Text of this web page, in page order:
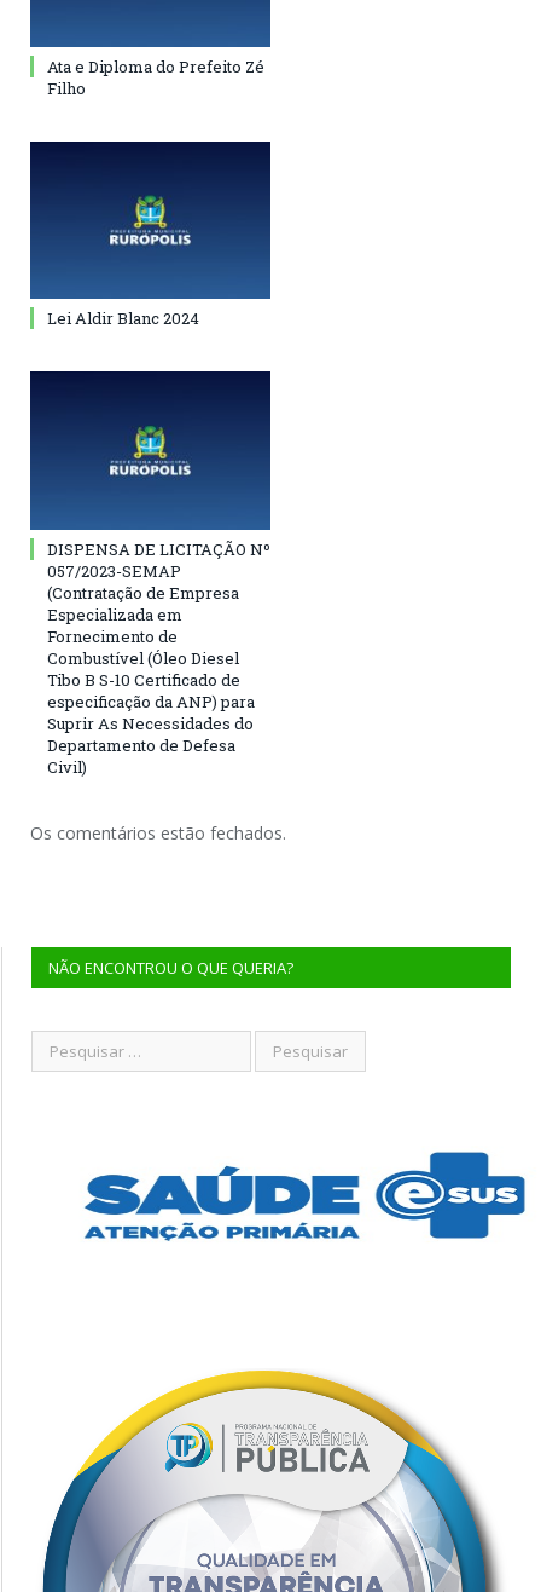
Ata e Diploma do Prefeito Zé
Filho
Lei Aldir Blanc 2024
DISPENSA DE LICITAÇÃO Nº
057/2023-SEMAP
(Contratação de Empresa
Especializada em
Fornecimento de
Combustível (Óleo Diesel
Tibo B S-10 Certificado de
especificação da ANP) para
Suprir As Necessidades do
Departamento de Defesa
Civil)
Os comentários estão fechados.
NÃO ENCONTROU O QUE QUERIA?